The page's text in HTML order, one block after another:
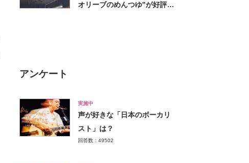
オリーブのめんつゆ”が好評
アンケート
実施中
声が好きな「日本のボーカリ
スト」は？
回答数：49502